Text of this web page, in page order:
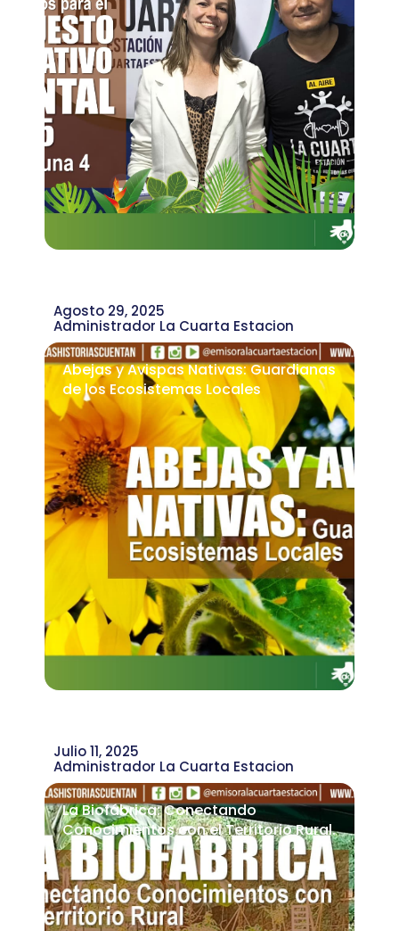
Agosto 29, 2025
Administrador La Cuarta Estacion
Abejas y Avispas Nativas: Guardianas
de los Ecosistemas Locales
Julio 11, 2025
Administrador La Cuarta Estacion
La Biofábrica: Conectando
Conocimientos con el Territorio Rural.